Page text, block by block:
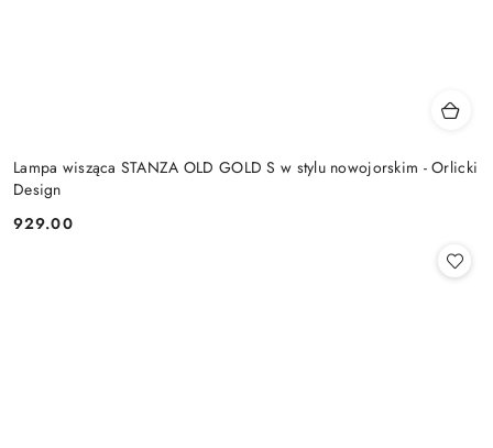
Lampa wisząca STANZA OLD GOLD S w stylu nowojorskim - Orlicki
Design
Cena:
929.00